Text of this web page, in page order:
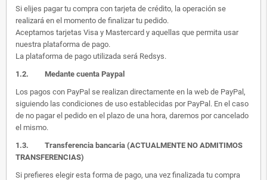
Si elijes pagar tu compra con tarjeta de crédito, la operación se
realizará en el momento de finalizar tu pedido.
Aceptamos tarjetas Visa y Mastercard y aquellas que permita usar
nuestra plataforma de pago.
La plataforma de pago utilizada será Redsys.
1.2. Medante cuenta Paypal
Los pagos con PayPal se realizan directamente en la web de PayPal,
siguiendo las condiciones de uso establecidas por PayPal. En el caso
de no pagar el pedido en el plazo de una hora, daremos por cancelado
el mismo.
1.3. Transferencia bancaria (ACTUALMENTE NO ADMITIMOS
TRANSFERENCIAS)
Si prefieres elegir esta forma de pago, una vez finalizada tu compra